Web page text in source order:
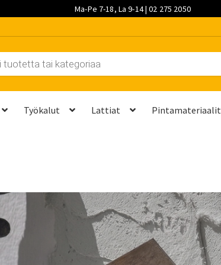
Ma-Pe 7-18, La 9-14 | 02 275 2050
Työkalut Lattiat Pintamateriaalit
kannattaa vaihtaa?
Näillä 7 vaiheella saat sen kuntoon kesäksi
SaavutettavuusselosteSahaus ja
saunan puupinnat taas siisteiksi Usein kysytyt